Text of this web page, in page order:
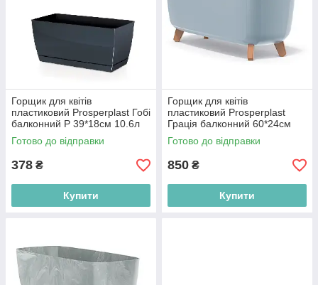
Горщик для квітів
пластиковий Prosperplast Гобі
балконний Р 39*18см 10.6л
графіт DUPP400-426U
Готово до відправки
378 ₴
Купити
Горщик для квітів
пластиковий Prosperplast
Грація балконний 60*24см
сірий DGCL600-443U
Готово до відправки
850 ₴
Купити